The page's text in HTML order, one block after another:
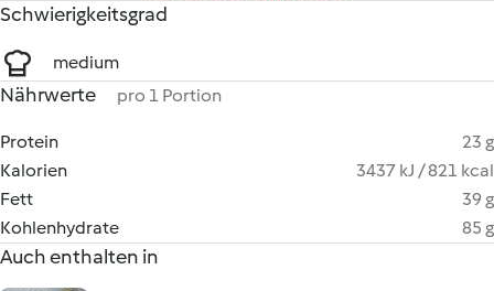
Schwierigkeitsgrad
medium
Nährwerte pro 1 Portion
Protein
23 g
Kalorien
3437 kJ / 821 kcal
Fett
39 g
Kohlenhydrate
85 g
Auch enthalten in